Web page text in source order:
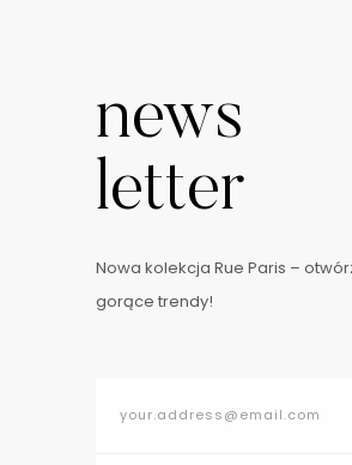
news
letter
Nowa kolekcja Rue Paris –
gorące trendy!